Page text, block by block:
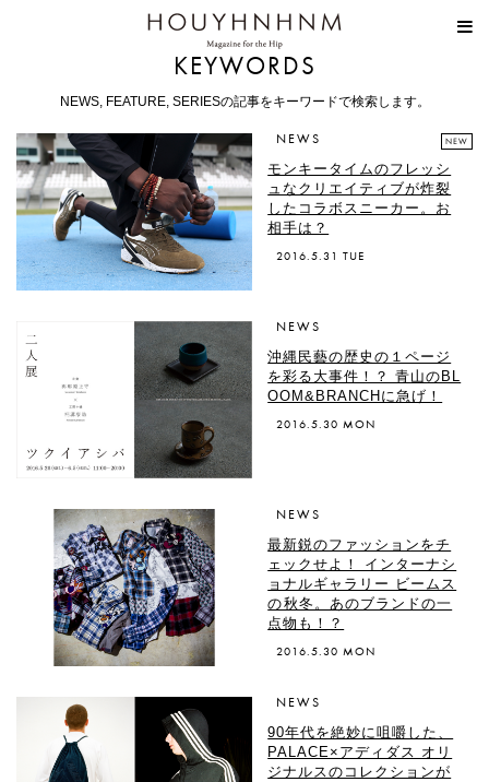
HOUYHNHNM
KEYWORDS
NEWS, FEATURE, SERIESの記事をキーワードで検索します。
NEWS
モンキータイムのフレッシ
ュなクリエイティブが炸裂
したコラボスニーカー。お
相手は？
NEW
2016.5.31 TUE
NEWS
沖縄民藝の歴史の１ページ
を彩る大事件！？ 青山のBL
OOM&BRANCHに急げ！
2016.5.30 MON
NEWS
最新鋭のファッションをチ
ェックせよ！ インターナシ
ョナルギャラリー ビームス
の秋冬。あのブランドの一
点物も！？
2016.5.30 MON
NEWS
90年代を絶妙に咀嚼した、
PALACE×アディダス オリ
ジナルスのコレクションが